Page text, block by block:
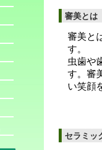
審美とは
審美と
す。
虫歯や
す。審
い笑顔
セラミッ